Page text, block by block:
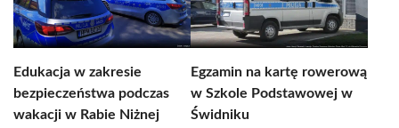
Edukacja w zakresie
bezpieczeństwa podczas
wakacji w Rabie Niżnej
Egzamin na kartę rowerową
w Szkole Podstawowej w
Świdniku